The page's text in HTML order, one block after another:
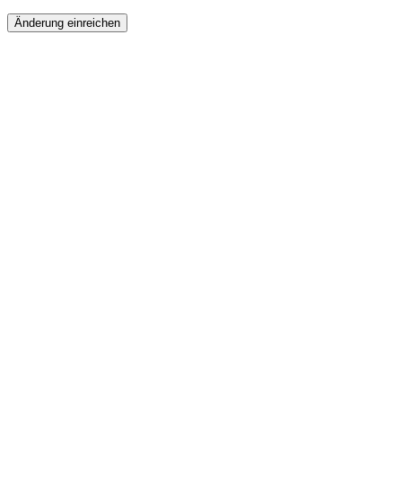
Änderung einreichen